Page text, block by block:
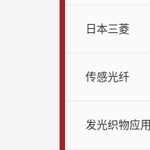
日本三菱
传感光纤
发光织物应用